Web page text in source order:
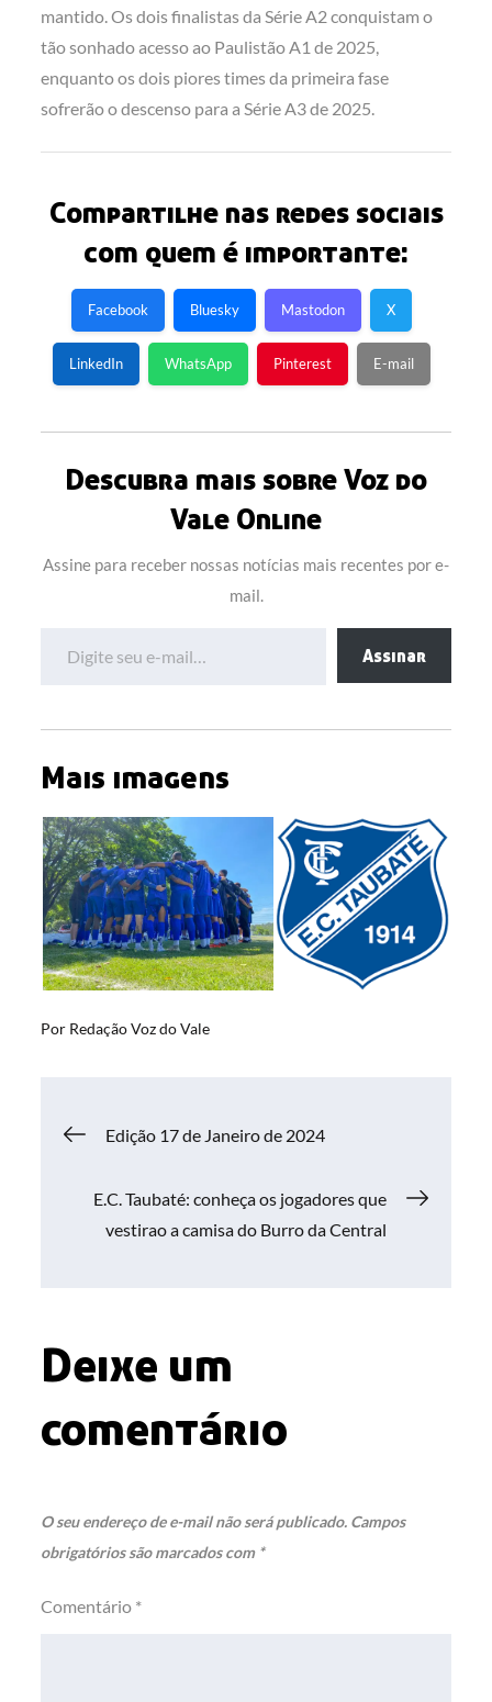
mantido. Os dois finalistas da Série A2 conquistam o
tão sonhado acesso ao Paulistão A1 de 2025,
enquanto os dois piores times da primeira fase
sofrerão o descenso para a Série A3 de 2025.
Compartilhe nas redes sociais
com quem é importante:
Facebook Bluesky Mastodon X
LinkedIn WhatsApp Pinterest E-mail
Descubra mais sobre Voz do
Vale Online
Assine para receber nossas notícias mais recentes por e-
mail.
Assinar
Mais imagens
Por Redação Voz do Vale
Navegação
de
Edição 17 de Janeiro de 2024
E.C. Taubaté: conheça os jogadores que
vestirao a camisa do Burro da Central
Deixe um
comentário
O seu endereço de e-mail não será publicado. Campos
obrigatórios são marcados com *
Comentário *